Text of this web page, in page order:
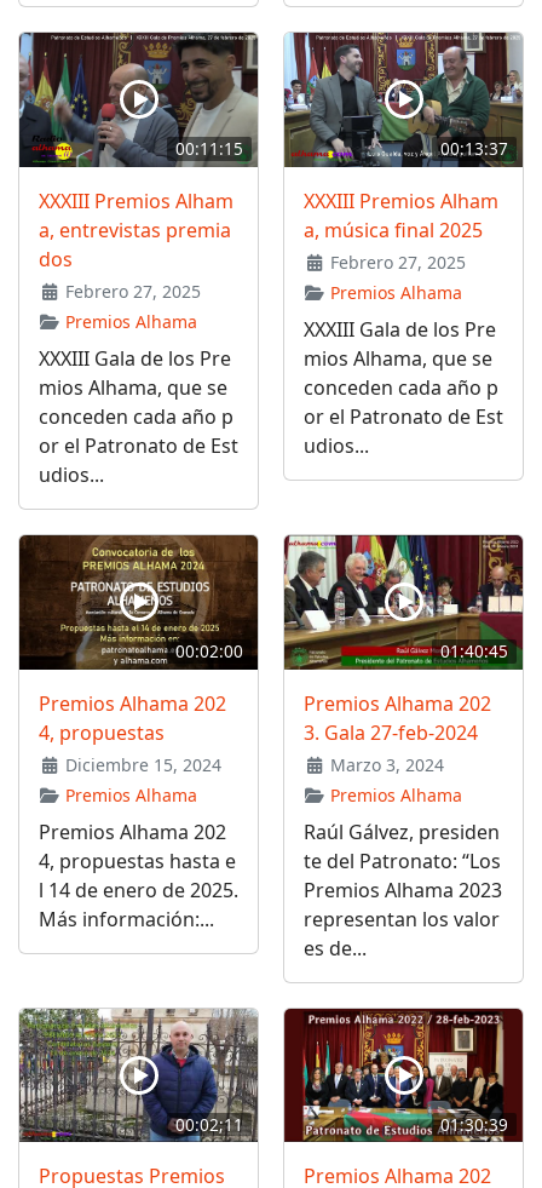
00:11:15
XXXIII Premios Alham
a, entrevistas premia
dos
Febrero 27, 2025
Premios Alhama
XXXIII Gala de los Pre
mios Alhama, que se
conceden cada año p
or el Patronato de Est
udios...
00:13:37
XXXIII Premios Alham
a, música final 2025
Febrero 27, 2025
Premios Alhama
XXXIII Gala de los Pre
mios Alhama, que se
conceden cada año p
or el Patronato de Est
udios...
00:02:00
Premios Alhama 202
4, propuestas
Diciembre 15, 2024
Premios Alhama
Premios Alhama 202
4, propuestas hasta e
l 14 de enero de 2025.
Más información:...
01:40:45
Premios Alhama 202
3. Gala 27-feb-2024
Marzo 3, 2024
Premios Alhama
Raúl Gálvez, presiden
te del Patronato: “Los
Premios Alhama 2023
representan los valor
es de...
00:02;11
Propuestas Premios
01:30:39
Premios Alhama 202